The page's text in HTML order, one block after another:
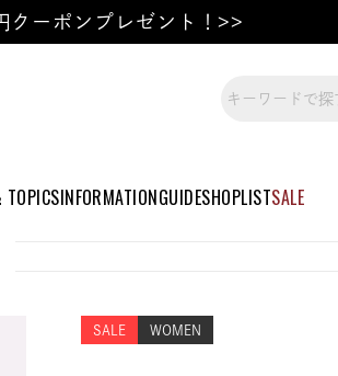
TOPICSINFORMATIONGUIDESHOPLISTSALE
クーポンプレゼント！>>
SALE WOMEN